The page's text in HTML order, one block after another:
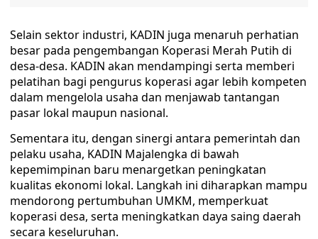
Selain sektor industri, KADIN juga menaruh perhatian
besar pada pengembangan Koperasi Merah Putih di
desa-desa. KADIN akan mendampingi serta memberi
pelatihan bagi pengurus koperasi agar lebih kompeten
dalam mengelola usaha dan menjawab tantangan
pasar lokal maupun nasional.
Sementara itu, dengan sinergi antara pemerintah dan
pelaku usaha, KADIN Majalengka di bawah
kepemimpinan baru menargetkan peningkatan
kualitas ekonomi lokal. Langkah ini diharapkan mampu
mendorong pertumbuhan UMKM, memperkuat
koperasi desa, serta meningkatkan daya saing daerah
secara keseluruhan.